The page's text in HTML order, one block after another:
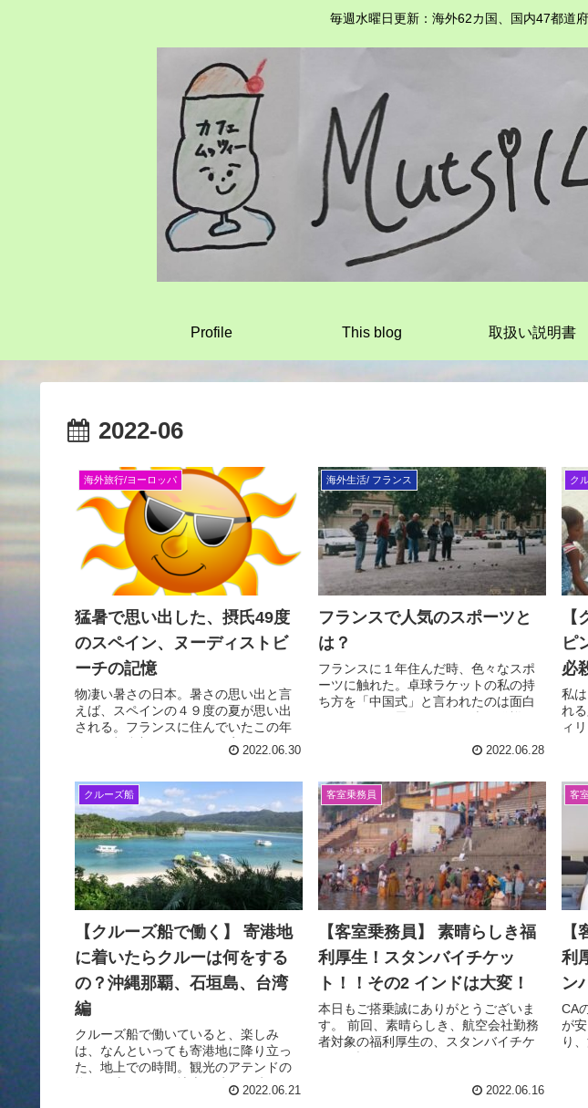
毎週水曜日更新：海外62カ国、国内47都道
Profile This blog 取扱い説明書
2022-06
海外旅行/ヨーロッパ
猛暑で思い出した、摂氏49度
のスペイン、ヌーディストビ
ーチの記憶
物凄い暑さの日本。暑さの思い出と言
えば、スペインの４９度の夏が思い出
される。フランスに住んでいたこの年
は、屋根裏部屋に住んで、家にいなが
ら日焼けサロン状態の経験をする！ヌ
たぞ！日本の皆様、熱中症にお気をつ
けください！I
2022.06.30
海外生活/ フランス
フランスで人気のスポーツと
は？
フランスに１年住んだ時、色々なスポ
ーツに触れた。卓球ラケットの私の持
ち方を「中国式」と言われたのは面白
いなーなんて思う。また、南仏発祥の
か？公園に行っておじさん達を見つけ
2022.06.28
ク
ピ
必
私
れ
ィ
歌
が
学
クルーズ船
【クルーズ船で働く】 寄港地
に着いたらクルーは何をする
の？沖縄那覇、石垣島、台湾
編
クルーズ船で働いていると、楽しみ
は、なんといっても寄港地に降り立っ
た、地上での時間。観光のアテンドの
為、仕事としての地上の時間の時もあ
れば、全て自由時間として過ごせると
2022.06.21
客室乗務員
【客室乗務員】 素晴らしき福
利厚生！スタンバイチケッ
ト！！その2 インドは大変！
本日もご搭乗誠にありがとうございま
す。 前回、素晴らしき、航空会社勤務
者対象の福利厚生の、スタンバイチケ
らったが、例外があった。 それは、...
2022.06.16
客
利
ン
CA
が
り
る